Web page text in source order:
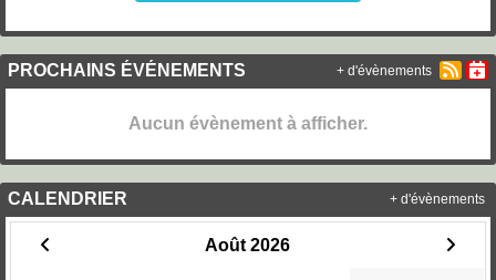
PROCHAINS ÉVÉNEMENTS
Aucun évènement à afficher.
+ d'évènements
CALENDRIER
Août 2026
+ d'évènements